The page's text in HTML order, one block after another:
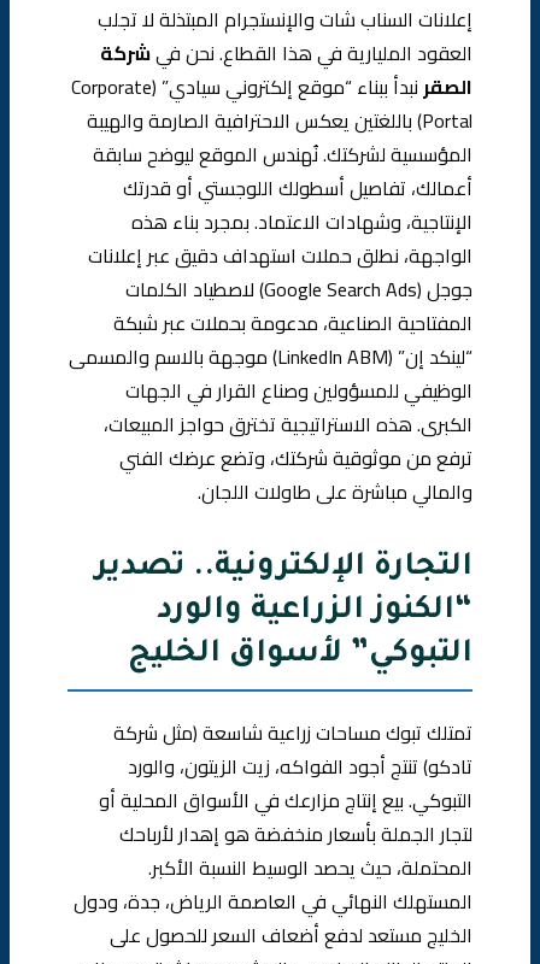
إعلانات السناب شات والإنستجرام المبتذلة لا تجلب
العقود المليارية في هذا القطاع. نحن فيشركة
الصقر
نبدأ ببناء “موقع إلكتروني سيادي” (Corporate
Portal) باللغتين يعكس الاحترافية الصارمة والهيبة
المؤسسية لشركتك. نُهندس الموقع ليوضح سابقة
أعمالك، تفاصيل أسطولك اللوجستي أو قدرتك
الإنتاجية، وشهادات الاعتماد. بمجرد بناء هذه
الواجهة، نطلق حملات استهداف دقيق عبر إعلانات
جوجل (Google Search Ads) لاصطياد الكلمات
المفتاحية الصناعية، مدعومة بحملات عبر شبكة
“لينكد إن” (LinkedIn ABM) موجهة بالاسم والمسمى
الوظيفي للمسؤولين وصناع القرار في الجهات
الكبرى. هذه الاستراتيجية تخترق حواجز المبيعات،
ترفع من موثوقية شركتك، وتضع عرضك الفني
والمالي مباشرة على طاولات اللجان.
التجارة الإلكترونية.. تصدير
“الكنوز الزراعية والورد
التبوكي” لأسواق الخليج
تمتلك تبوك مساحات زراعية شاسعة (مثل شركة
تادكو) تنتج أجود الفواكه، زيت الزيتون، والورد
التبوكي. بيع إنتاج مزارعك في الأسواق المحلية أو
لتجار الجملة بأسعار منخفضة هو إهدار لأرباحك
المحتملة، حيث يحصد الوسيط النسبة الأكبر.
المستهلك النهائي في العاصمة الرياض، جدة، ودول
الخليج مستعد لدفع أضعاف السعر للحصول على